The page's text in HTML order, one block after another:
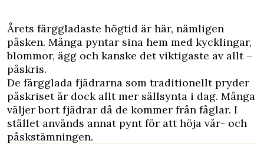
Årets färggladaste högtid är här, nämligen
påsken. Många pyntar sina hem med kycklingar,
blommor, ägg och kanske det viktigaste av allt –
påskris.
De färgglada fjädrarna som traditionellt pryder
påskriset är dock allt mer sällsynta i dag. Många
väljer bort fjädrar då de kommer från fåglar. I
stället används annat pynt för att höja vår- och
påskstämningen.